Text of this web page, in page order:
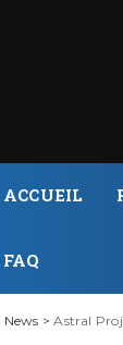
ACCUEIL
FAQ
News >Astral